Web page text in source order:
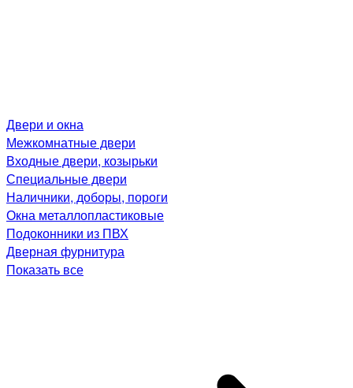
Двери и окна
Межкомнатные двери
Входные двери, козырьки
Специальные двери
Наличники, доборы, пороги
Окна металлопластиковые
Подоконники из ПВХ
Дверная фурнитура
Показать все